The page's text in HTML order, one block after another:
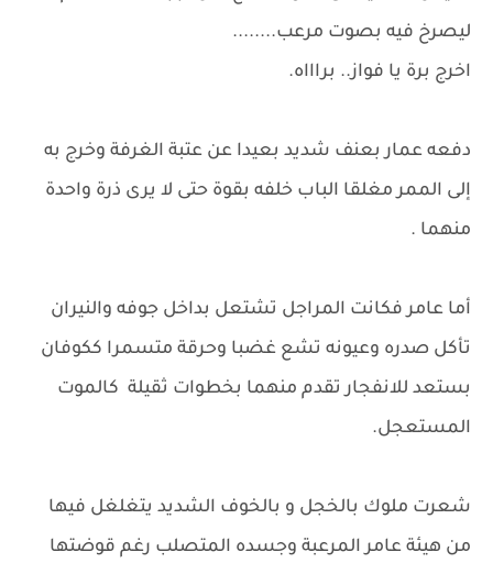
ليصرخ فيه بصوت مرعب........
اخرج برة يا فواز.. براااه.
دفعه عمار بعنف شديد بعيدا عن عتبة الغرفة وخرج به
إلى الممر مغلقا الباب خلفه بقوة حتى لا يرى ذرة واحدة
منهما .
أما عامر فكانت المراجل تشتعل بداخل جوفه والنيران
تأكل صدره وعيونه تشع غضبا وحرقة متسمرا ككوفان
بستعد للانفجار تقدم منهما بخطوات ثقيلة كالموت
المستعجل.
شعرت ملوك بالخجل و بالخوف الشديد يتغلغل فيها
من هيئة عامر المرعبة وجسده المتصلب رغم قوضتها